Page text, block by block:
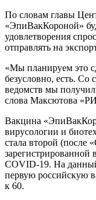
По словам главы
«ЭпиВакКороной»
удовлетворения
отправлять на
«Мы планируем это
безусловно, есть. Со
ведомств мы
слова Максютова
Вакцина
вирусологии и
стала второй (после
COVID-19. На
первую российскую
к 60.